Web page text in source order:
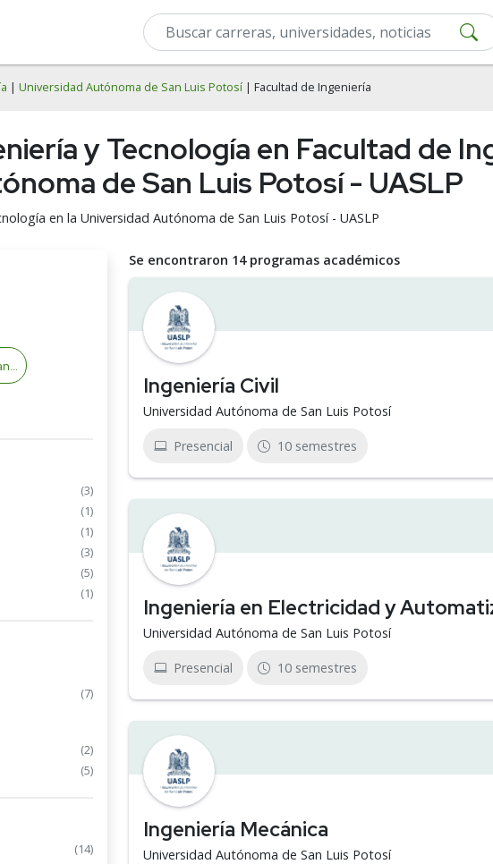
| Universidad Autónoma de San Luis Potosí | Facultad de Ingeniería
y Tecnología en Facultad de
de San Luis Potosí - UASLP
en la Universidad Autónoma de San Luis Potosí - UASLP
(3)
(1)
(1)
(3)
(5)
(1)
(7)
(2)
(5)
(14)
Se encontraron 14 programas académicos
Ingeniería Civil
Universidad Autónoma de San Luis Potosí
Presencial 10 semestres
Ingeniería en Electricidad y
Universidad Autónoma de San Luis Potosí
Presencial 10 semestres
Ingeniería Mecánica
Universidad Autónoma de San Luis Potosí